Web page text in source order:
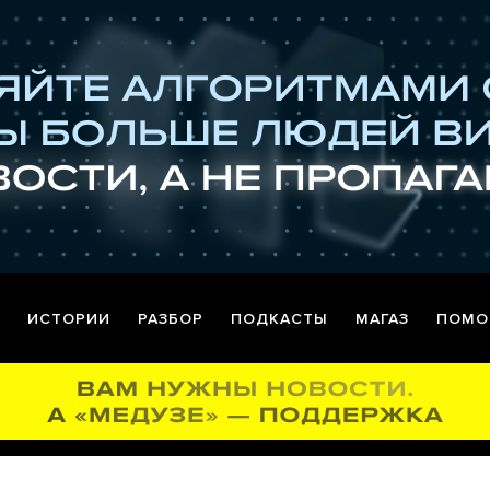
ИСТОРИИ РАЗБОР ПОДКАСТЫ МАГАЗ